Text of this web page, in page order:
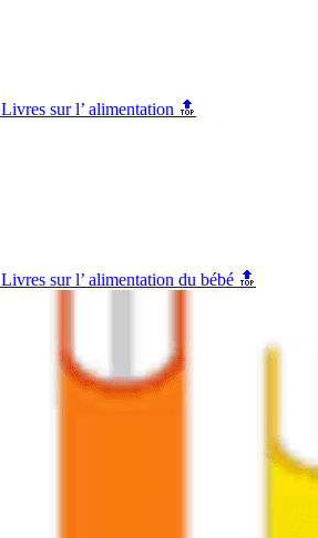
Livres sur l’ alimentation 🔝
Livres sur l’ alimentation du bébé 🔝